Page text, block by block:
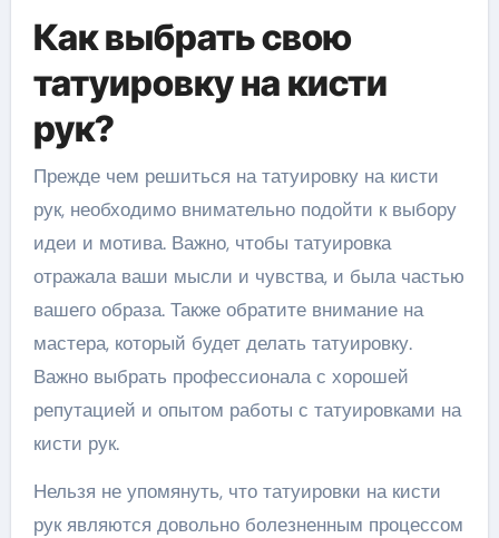
Как выбрать свою
татуировку на кисти
рук?
Прежде чем решиться на татуировку на кисти
рук, необходимо внимательно подойти к выбору
идеи и мотива. Важно, чтобы татуировка
отражала ваши мысли и чувства, и была частью
вашего образа. Также обратите внимание на
мастера, который будет делать татуировку.
Важно выбрать профессионала с хорошей
репутацией и опытом работы с татуировками на
кисти рук.
Нельзя не упомянуть, что татуировки на кисти
рук являются довольно болезненным процессом